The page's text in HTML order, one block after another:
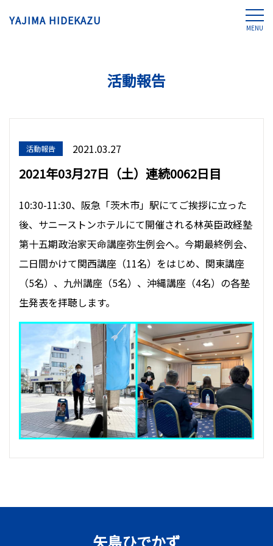
YAJIMA HIDEKAZU
MENU
活動報告
活動報告 2021.03.27
2021年03月27日（土）連続0062日目
10:30-11:30、阪急「茨木市」駅にてご挨拶に立った
後、サニーストンホテルにて開催される林英臣政経塾
第十五期政治家天命講座弥生例会へ。今期最終例会、
二日間かけて関西講座（11名）をはじめ、関東講座
（5名）、九州講座（5名）、沖縄講座（4名）の各塾
生発表を拝聴します。
矢島ひでかず